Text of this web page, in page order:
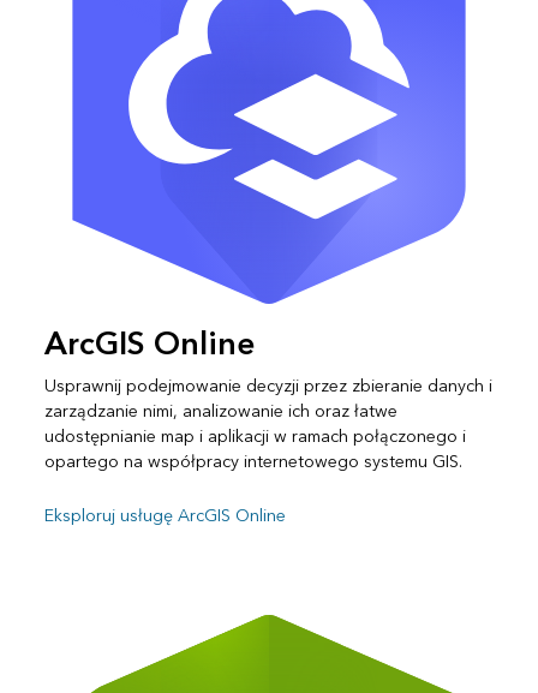
ArcGIS Online
Usprawnij podejmowanie decyzji przez zbieranie danych i
zarządzanie nimi, analizowanie ich oraz łatwe
udostępnianie map i aplikacji w ramach połączonego i
opartego na współpracy internetowego systemu GIS.
Eksploruj usługę ArcGIS Online